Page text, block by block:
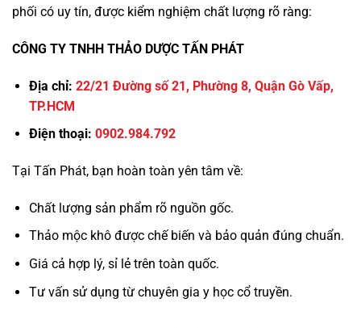
phối có uy tín, được kiểm nghiệm chất lượng rõ ràng:
CÔNG TY TNHH THẢO DƯỢC TẤN PHÁT
Địa chỉ: 22/21 Đường số 21, Phường 8, Quận Gò Vấp,
TP.HCM
Điện thoại: 0902.984.792
Tại Tấn Phát, bạn hoàn toàn yên tâm về:
Chất lượng sản phẩm rõ nguồn gốc.
Thảo mộc khô được chế biến và bảo quản đúng chuẩn.
Giá cả hợp lý, sỉ lẻ trên toàn quốc.
Tư vấn sử dụng từ chuyên gia y học cổ truyền.